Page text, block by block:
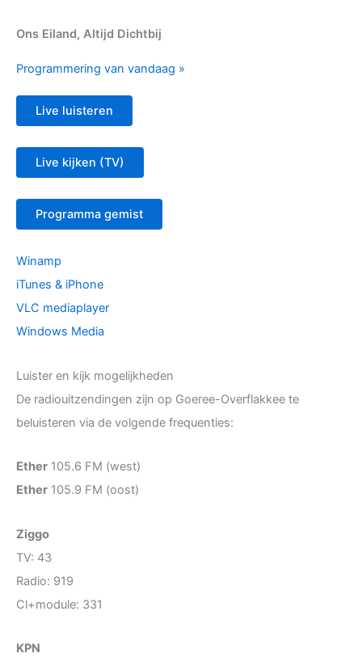
Ons Eiland, Altijd Dichtbij
Programmering van vandaag »
Live luisteren
Live kijken (TV)
Programma gemist
Winamp
iTunes & iPhone
VLC mediaplayer
Windows Media
Luister en kijk mogelijkheden
De radiouitzendingen zijn op Goeree-Overflakkee te
beluisteren via de volgende frequenties:
Ether 105.6 FM (west)
Ether 105.9 FM (oost)
Ziggo
TV: 43
Radio: 919
Cl+module: 331
KPN